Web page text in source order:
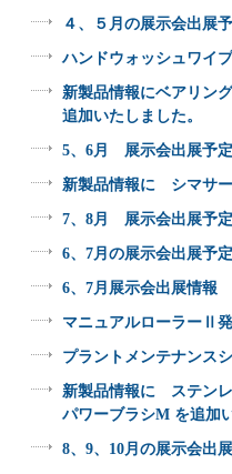
４、５月の展示会出展
ハンドウォッシュワイ
新製品情報にベアリ
追加いたしました。
5、6月 展示会出展予定
新製品情報に シマサ
7、8月 展示会出展予定
6、7月の展示会出展予定
6、7月展示会出展情報
マニュアルローラーⅡ
プラントメンテナンス
新製品情報に ステン
パワーブラシM を追加
8、9、10月の展示会出